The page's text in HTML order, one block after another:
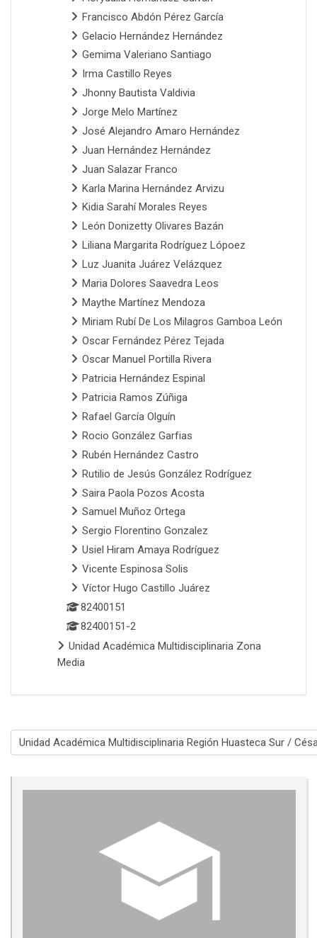
Categorías
Francisco Abdón Pérez García
Gelacio Hernández Hernández
Gemima Valeriano Santiago
Irma Castillo Reyes
Jhonny Bautista Valdivia
Jorge Melo Martínez
José Alejandro Amaro Hernández
Juan Hernández Hernández
Juan Salazar Franco
Karla Marina Hernández Arvizu
Kidia Sarahí Morales Reyes
León Donizetty Olivares Bazán
Liliana Margarita Rodríguez Lópoez
Luz Juanita Juárez Velázquez
Maria Dolores Saavedra Leos
Maythe Martínez Mendoza
Miriam Rubí De Los Milagros Gamboa León
Oscar Fernández Pérez Tejada
Oscar Manuel Portilla Rivera
Patricia Hernández Espinal
Patricia Ramos Zúñiga
Rafael García Olguín
Rocio González Garfias
Rubén Hernández Castro
Rutilio de Jesús González Rodríguez
Saira Paola Pozos Acosta
Samuel Muñoz Ortega
Sergio Florentino Gonzalez
Usiel Hiram Amaya Rodríguez
Vicente Espinosa Solis
Víctor Hugo Castillo Juárez
82400151
82400151-2
Unidad Académica Multidisciplinaria Zona
Media